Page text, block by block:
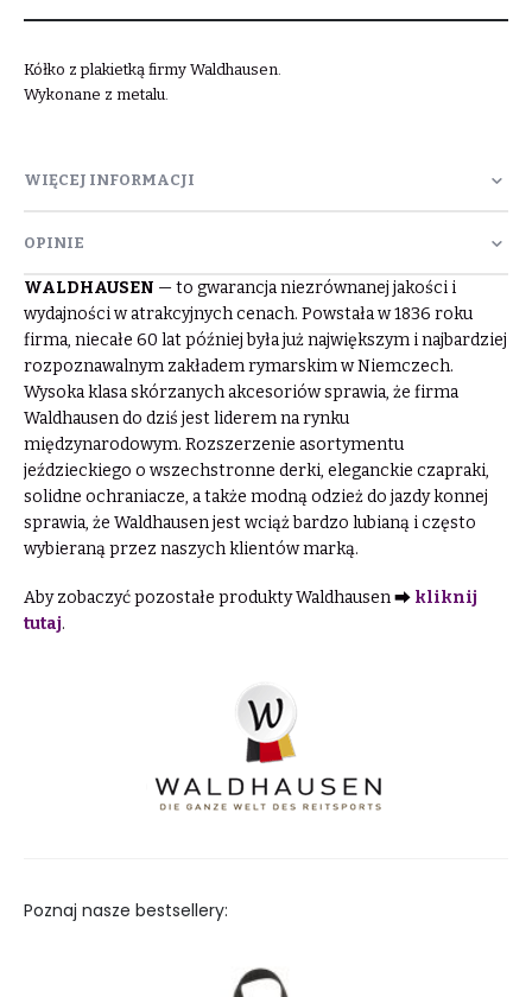
Kółko z plakietką firmy Waldhausen.
Wykonane z metalu.
WIĘCEJ INFORMACJI
OPINIE
WALDHAUSEN — to gwarancja niezrównanej jakości i
wydajności w atrakcyjnych cenach. Powstała w 1836 roku
firma, niecałe 60 lat później była już największym i najbardziej
rozpoznawalnym zakładem rymarskim w Niemczech.
Wysoka klasa skórzanych akcesoriów sprawia, że firma
Waldhausen do dziś jest liderem na rynku
międzynarodowym. Rozszerzenie asortymentu
jeździeckiego o wszechstronne derki, eleganckie czapraki,
solidne ochraniacze, a także modną odzież do jazdy konnej
sprawia, że Waldhausen jest wciąż bardzo lubianą i często
wybieraną przez naszych klientów marką.
Aby zobaczyć pozostałe produkty Waldhausen ⮕ kliknij
tutaj.
Poznaj nasze bestsellery: